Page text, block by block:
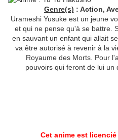
Genre(s) : Action,
Urameshi Yusuke est un jeune
et qui ne pense qu'à se battre.
en sauvant un enfant qui allait
va être autorisé à revenir à la
Royaume des Morts. Pour
pouvoirs qui feront de lui un
Cet anime est